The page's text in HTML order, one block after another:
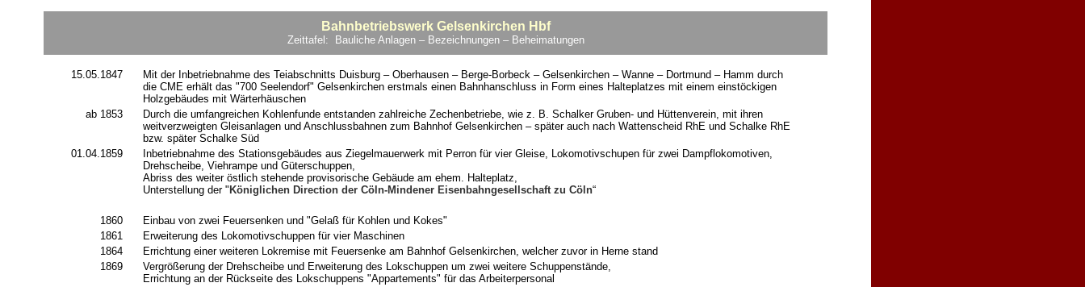
Bahnbetriebswerk Gelsenkirchen Hbf
Zeittafel: Bauliche Anlagen – Bezeichnungen – Beheimatungen
15.05.1847
Mit der Inbetriebnahme des Teiabschnitts Duisburg – Oberhausen – Berge-Borbeck – Gelsenkirchen – Wanne – Dortmund – Hamm durch
die CME erhält das "700 Seelendorf" Gelsenkirchen erstmals einen Bahnhanschluss in Form eines Halteplatzes mit einem einstöckigen
Holzgebäudes mit Wärterhäuschen
ab 1853
Durch die umfangreichen Kohlenfunde entstanden zahlreiche Zechenbetriebe, wie z. B. Schalker Gruben- und Hüttenverein, mit ihren
weitverzweigten Gleisanlagen und Anschlussbahnen zum Bahnhof Gelsenkirchen – später auch nach Wattenscheid RhE und Schalke RhE
bzw. später Schalke Süd
01.04.1859
Inbetriebnahme des Stationsgebäudes aus Ziegelmauerwerk mit Perron für vier Gleise, Lokomotivschupen für zwei Dampflokomotiven,
Drehscheibe, Viehrampe und Güterschuppen,
Abriss des weiter östlich stehende provisorische Gebäude am ehem. Halteplatz,
Unterstellung der " Königlichen Direction der Cöln-Mindener Eisenbahngesellschaft zu Cöln“
1860
Einbau von zwei Feuersenken und "Gelaß für Kohlen und Kokes"
1861
Erweiterung des Lokomotivschuppen für vier Maschinen
1864
Errichtung einer weiteren Lokremise mit Feuersenke am Bahnhof Gelsenkirchen, welcher zuvor in Herne stand
1869
Vergrößerung der Drehscheibe und Erweiterung des Lokschuppen um zwei weitere Schuppenstände,
Errichtung an der Rückseite des Lokschuppens "Appartements" für das Arbeiterpersonal